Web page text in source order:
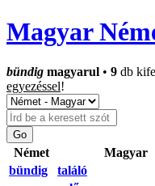
Magyar
bündig magyarul • 9 db
egyezéssel!
Német Magyar
bündig
találó